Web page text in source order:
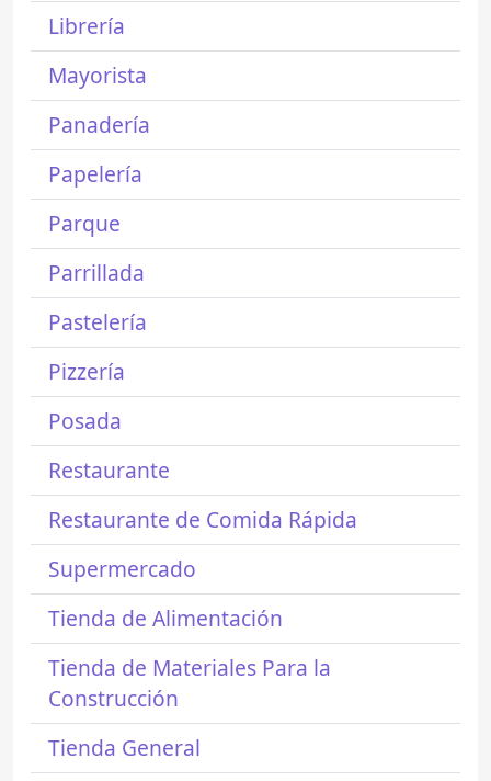
Librería
Mayorista
Panadería
Papelería
Parque
Parrillada
Pastelería
Pizzería
Posada
Restaurante
Restaurante de Comida Rápida
Supermercado
Tienda de Alimentación
Tienda de Materiales Para la
Construcción
Tienda General